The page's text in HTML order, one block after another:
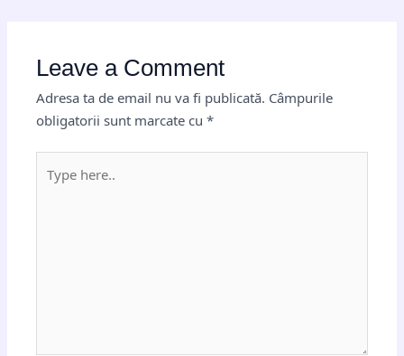
Leave a Comment
Adresa ta de email nu va fi publicată. Câmpurile
obligatorii sunt marcate cu*
here..